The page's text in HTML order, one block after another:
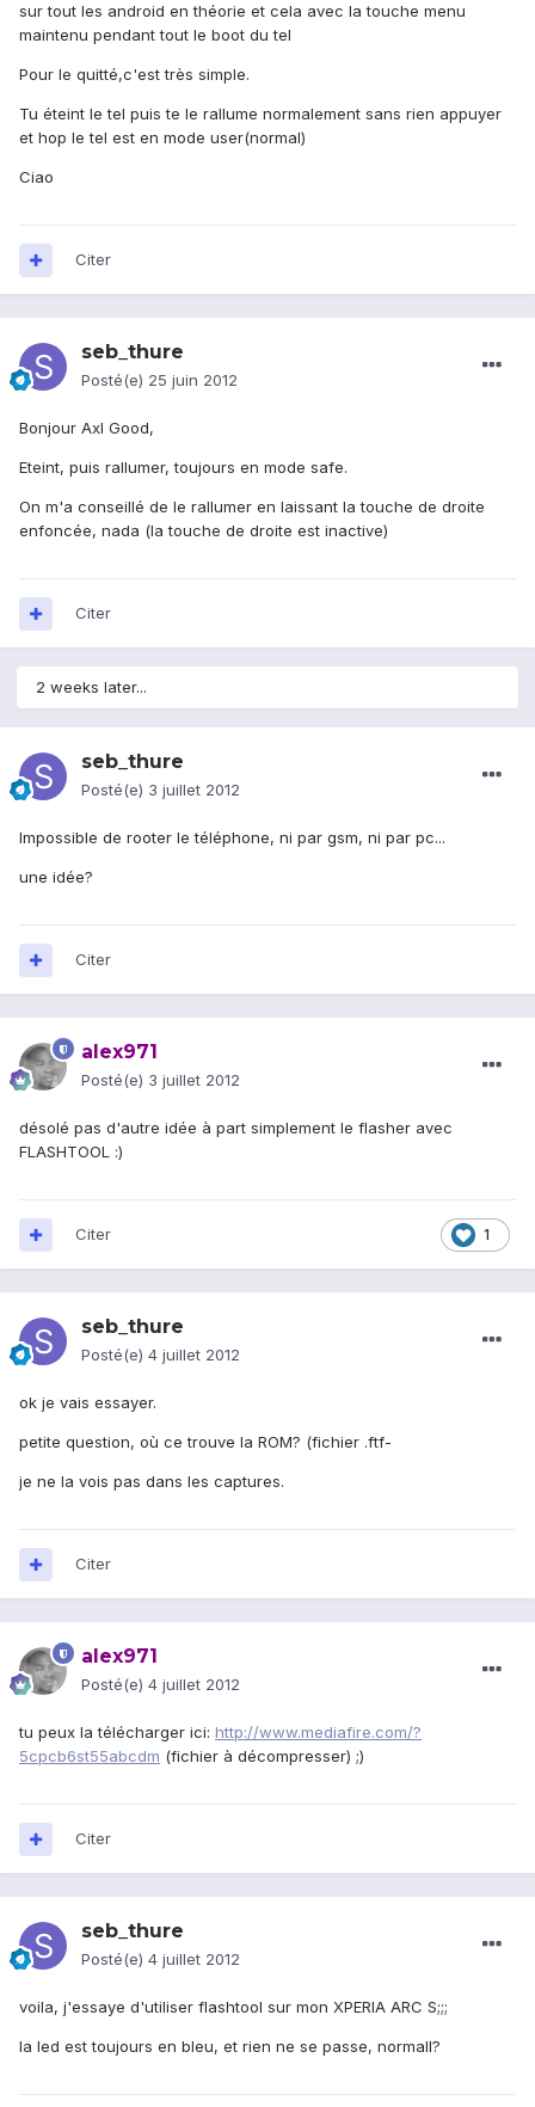
sur tout les android en théorie et cela avec la touche menu
maintenu pendant tout le boot du tel
Pour le quitté,c'est très simple.
Tu éteint le tel puis te le rallume normalement sans rien appuyer
et hop le tel est en mode user(normal)
Ciao
Citer
seb_thure
Posté(e) 25 juin 2012
Bonjour Axl Good,
Eteint, puis rallumer, toujours en mode safe.
On m'a conseillé de le rallumer en laissant la touche de droite
enfoncée, nada (la touche de droite est inactive)
Citer
2 weeks later...
seb_thure
Posté(e) 3 juillet 2012
Impossible de rooter le téléphone, ni par gsm, ni par pc...
une idée?
Citer
alex971
Posté(e) 3 juillet 2012
désolé pas d'autre idée à part simplement le flasher avec
FLASHTOOL :)
1
Citer
seb_thure
Posté(e) 4 juillet 2012
ok je vais essayer.
petite question, où ce trouve la ROM? (fichier .ftf-
je ne la vois pas dans les captures.
Citer
alex971
Posté(e) 4 juillet 2012
tu peux la télécharger ici: http://www.mediafire.com/?
5cpcb6st55abcdm (fichier à décompresser) ;)
Citer
seb_thure
Posté(e) 4 juillet 2012
voila, j'essaye d'utiliser flashtool sur mon XPERIA ARC S;;;
la led est toujours en bleu, et rien ne se passe, normall?